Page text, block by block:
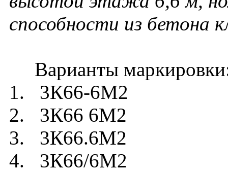
способности из бетона
Варианты
1. 3К66-6М2
2. 3К66 6М2
3. 3К66.6М2
4. 3К66/6М2